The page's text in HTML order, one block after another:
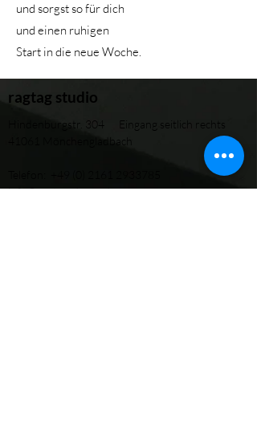
und sorgst so für dich
und einen ruhigen
Start in die neue Woche.
ragtag studio
​Hindenburgstr. 304 Eingang seitlich rechts
41061 Mönchengladbach
info@ragtag-dance.de